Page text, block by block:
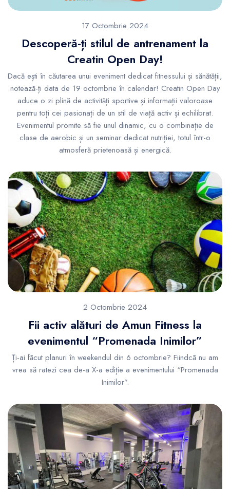
17 Octombrie 2024
Descoperă-ți stilul de antrenament la
Creatin Open Day!
Dacă ești în căutarea unui eveniment dedicat fitnessului și sănătății,
notează-ți data de 19 octombrie în calendar! Creatin Open Day
aduce o zi plină de activități sportive și informații valoroase
pentru toți cei pasionați de un stil de viață activ și echilibrat.
Evenimentul promite să fie unul dinamic, cu o combinație de
clase de aerobic și un seminar dedicat nutriției, totul într-o
atmosferă prietenoasă și energică.
2 Octombrie 2024
Fii activ alături de Amun Fitness la
evenimentul “Promenada Inimilor”
Ți-ai făcut planuri în weekendul din 6 octombrie? Fiindcă nu am
vrea să ratezi cea de-a X-a ediție a evenimentului “Promenada
Inimilor”.